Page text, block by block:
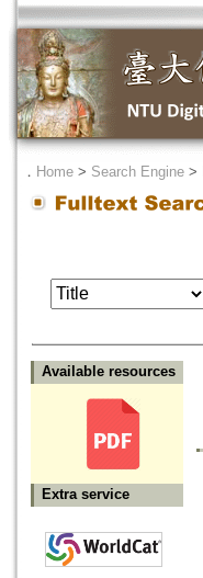
． Home > Search Engine >
Available resources
Extra service